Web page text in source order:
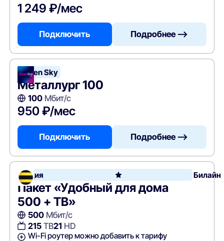
1 249 ₽/мес
Подключить Подробнее —>
Seven Sky
Металлург 100
100Мбит/с
950 ₽/мес
Подключить Подробнее —>
Акция Билайн
Пакет «Удобный для дома
500 + ТВ»
500Мбит/с
215ТВ21 HD
Wi-Fi роутер можно добавить к тарифу